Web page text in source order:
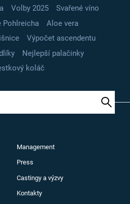
Volby 2025
Svařené víno
Pohlreicha
Aloe vera
Výpočet ascendentu
Nejlepší palačinky
koláč
Management
Press
Castingy a výzvy
Kontakty